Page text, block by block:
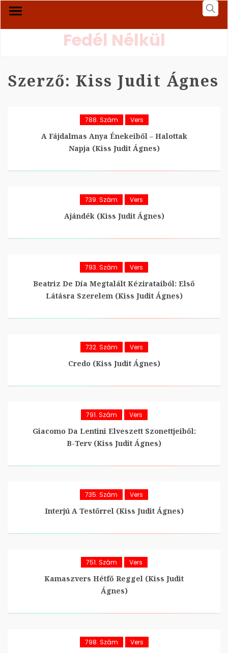
Fedél Nélkül
Szerző: Kiss Judit Ágnes
788. Szám Vers
A Fájdalmas Anya Énekeiből – Halottak
Napja (Kiss Judit Ágnes)
739. Szám Vers
Ajándék (Kiss Judit Ágnes)
793. Szám Vers
Beatriz De Día Megtalált Kézirataiból: Első
Látásra Szerelem (Kiss Judit Ágnes)
732. Szám Vers
Credo (Kiss Judit Ágnes)
791. Szám Vers
Giacomo Da Lentini Elveszett Szonettjeiből:
B-Terv (Kiss Judit Ágnes)
735. Szám Vers
Interjú A Testőrrel (Kiss Judit Ágnes)
751. Szám Vers
Kamaszvers Hétfő Reggel (Kiss Judit
Ágnes)
798. Szám Vers